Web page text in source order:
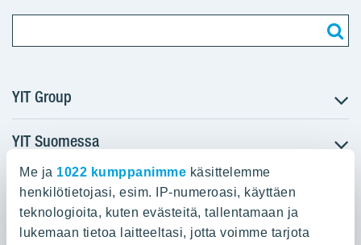
Me ja 1022 kumppanimme käsittelemme
henkilötietojasi, esim. IP-numeroasi, käyttäen
teknologioita, kuten evästeitä, tallentamaan ja
lukemaan tietoa laitteeltasi, jotta voimme tarjota
YIT Group
Tietoa YIT:stä
Töihin meille
Sijoittajat
Projektit
YIT Suomessa
Myytävät asunnot
Vuokrattavat toimitilat
Kiinteistösijoittaminen
YIT:n pääkonttori
Panuntie 11, PL 36, 00620 Helsinki